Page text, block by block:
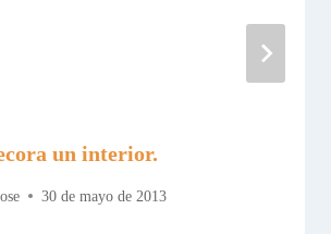
un interior.
30 de mayo de 2013